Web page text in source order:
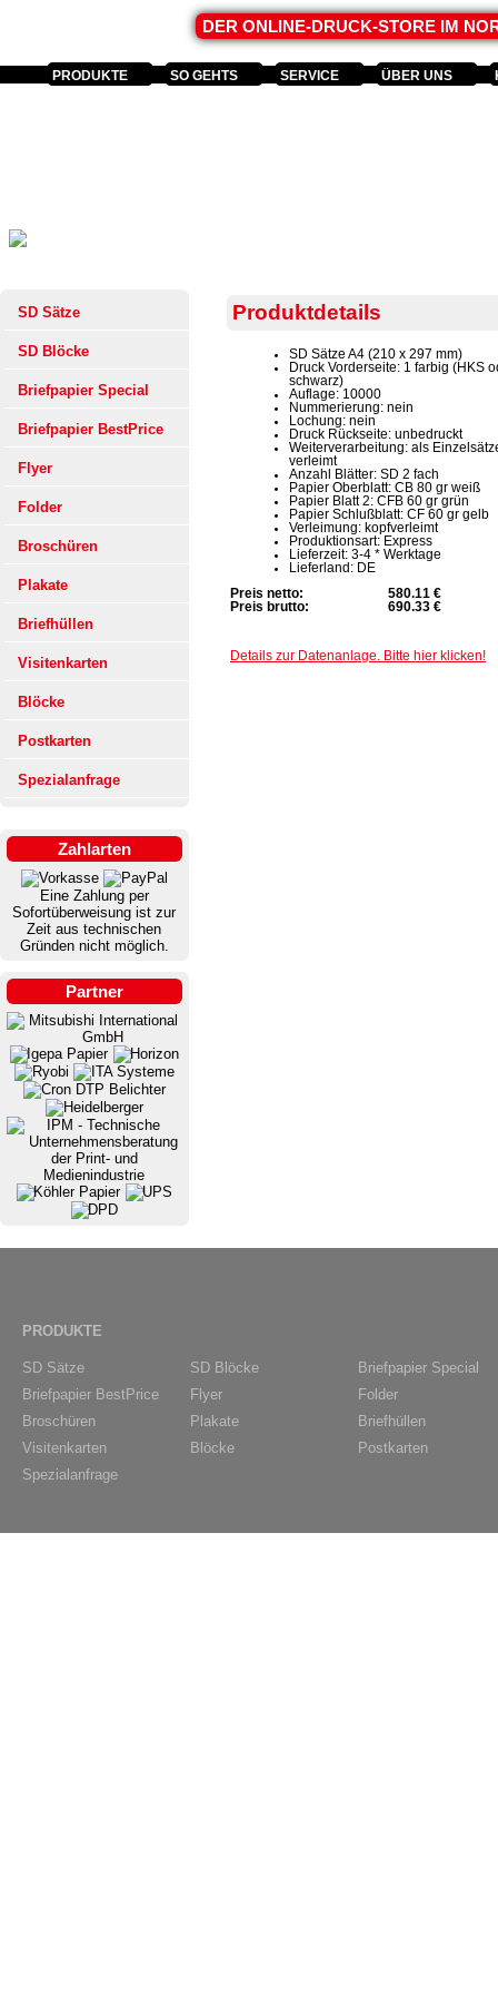
DER ONLINE-DRUCK-STORE IM
PRODUKTE SO GEHTS SERVICE ÜBER UNS
SD Sätze
SD Blöcke
Briefpapier Special
Briefpapier BestPrice
Flyer
Folder
Broschüren
Plakate
Briefhüllen
Visitenkarten
Blöcke
Postkarten
Spezialanfrage
Zahlarten
Eine Zahlung per
Sofortüberweisung ist zur
Zeit aus technischen
Gründen nicht möglich.
Partner
Produktdetails
SD Sätze A4 (210 x 297 mm)
Druck Vorderseite: 1 farbig (HKS
schwarz)
Auflage: 10000
Nummerierung: nein
Lochung: nein
Druck Rückseite: unbedruckt
Weiterverarbeitung: als
verleimt
Anzahl Blätter: SD 2 fach
Papier Oberblatt: CB 80 gr weiß
Papier Blatt 2: CFB 60 gr grün
Papier Schlußblatt: CF 60 gr gelb
Verleimung: kopfverleimt
Produktionsart: Express
Lieferzeit: 3-4 * Werktage
Lieferland: DE
Preis netto:
580.11 €
Preis brutto:
690.33 €
Details zur Datenanlage. Bitte hier klicken!
PRODUKTE
SD Sätze SD Blöcke
Briefpapier Special
Briefpapier BestPrice
Flyer
Folder
Broschüren
Plakate
Briefhüllen
Visitenkarten
Blöcke
Postkarten
Spezialanfrage